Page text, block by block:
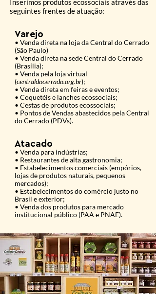
Inserimos produtos ecossociais através das
seguintes frentes de atuação:​
Varejo
• Venda direta na loja da Central do Cerrado
(São Paulo)
• Venda direta na sede Central do Cerrado
(Brasília);
• Venda pela loja virtual
(centraldocerrado.org.br);
• Venda direta em feiras e eventos;
• Coquetéis e lanches ecossociais;
• Cestas de produtos ecossociais;
• Pontos de Vendas abastecidos pela Central
do Cerrado (PDVs).
Atacado
• Venda para indústrias;
• Restaurantes de alta gastronomia;
• Estabelecimentos comerciais (empórios,
lojas de produtos naturais, pequenos
mercados);
• Estabelecimentos do comércio justo no
Brasil e exterior;
• Venda dos produtos para mercado
institucional público (PAA e PNAE).